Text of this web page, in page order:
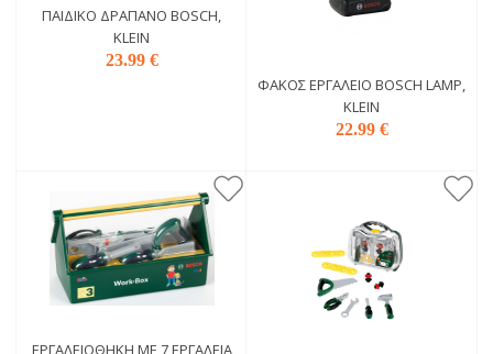
ΠΑΙΔΙΚΌ ΔΡΆΠΑΝΟ BOSCH,
KLEIN
23.99 €
ΦΑΚΌΣ ΕΡΓΑΛΕΊΟ BOSCH LAMP,
KLEIN
22.99 €
ΕΡΓΑΛΕΙΟΘΉΚΗ ΜΕ 7 ΕΡΓΑΛΕΊΑ